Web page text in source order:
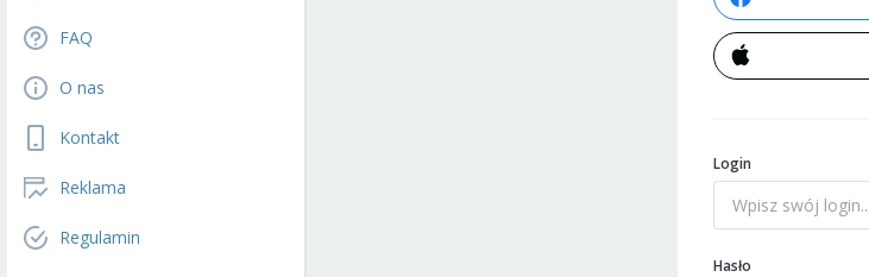
FAQ
O nas
Kontakt
Reklama
Regulamin
Login
Hasło